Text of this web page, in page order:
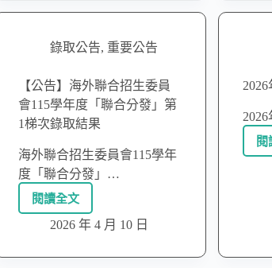
錄取公告, 重要公告
【公告】海外聯合招生委員
會115學年度「聯合分發」第
1梯次錄取結果
海外聯合招生委員會115學年
度「聯合分發」…
閱讀全文
2026 年 4 月 10 日